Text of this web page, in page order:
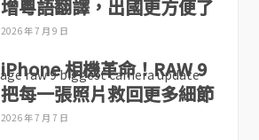
增粵語翻譯，出國更方便了
2026 年 7 月 9 日
iPhone 相機革命！RAW 9
把每一張照片救回更多細節
2026 年 7 月 7 日